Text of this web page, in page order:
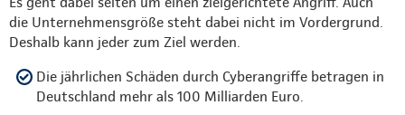
die Unternehmensgröße steht dabei nicht im Vordergrund.
Deshalb kann jeder zum Ziel werden.
Die jährlichen Schäden durch Cyberangriffe betragen in
Deutschland mehr als 100 Milliarden Euro.